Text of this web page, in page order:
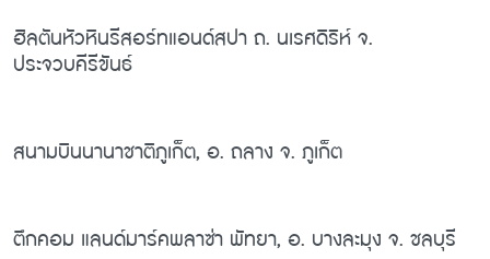
ฮิลตันหัวหินรีสอร์ทแอนด์สปา ถ. นเรศดิริห์ จ.
ประจวบคีรีขันธ์
สนามบินนานาชาติภูเก็ต, อ. ถลาง จ. ภูเก็ต
ตึกคอม แลนด์มาร์คพลาซ่า พัทยา, อ. บางละมุง จ. ชลบุรี